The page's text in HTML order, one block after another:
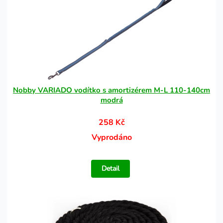
Nobby VARIADO vodítko s amortizérem M-L 110-140cm
modrá
258 Kč
Vyprodáno
Detail